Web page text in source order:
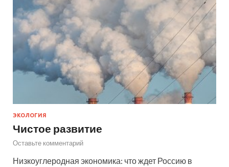
ЭКОЛОГИЯ
Чистое развитие
Оставьте комментарий
Низкоуглеродная экономика: что ждет Россию в